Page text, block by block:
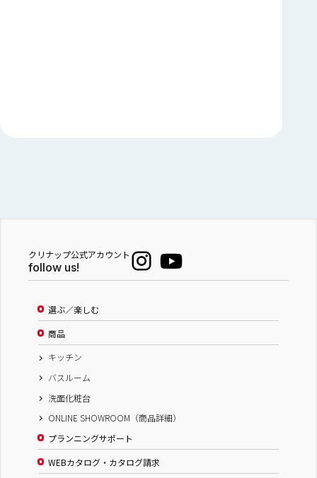
クリナップ公式アカウント
follow us!
選ぶ／楽しむ
商品
キッチン
バスルーム
洗面化粧台
ONLINE SHOWROOM（商品詳細）
プランニングサポート
WEBカタログ・カタログ請求